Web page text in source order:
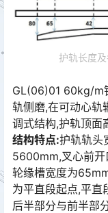
护轨长度
GL(06)01 60kg/m
轨侧磨,在可动心轨
调式结构,护轨顶面
结构特点:护轨轨头
5600mm,叉心前
轮缘槽宽度为
为平直段起点,平直
后半部分与前半部